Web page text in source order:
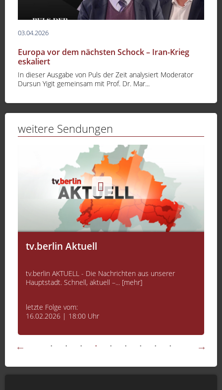
03.04.2026
Europa vor dem nächsten Schock – Iran-Krieg
eskaliert
In dieser Ausgabe von Puls der Zeit analysiert Moderator
Dursun Yigit gemeinsam mit Prof. Dr. Mar...
weitere Sendungen
tv.berlin Aktuell
tv.berlin AKTUELL - Die Nachrichten aus unserer
Hauptstadt. Schnell, aktuell –... [mehr]
letzte Folge vom:
16.02.2026 | 18:00 Uhr